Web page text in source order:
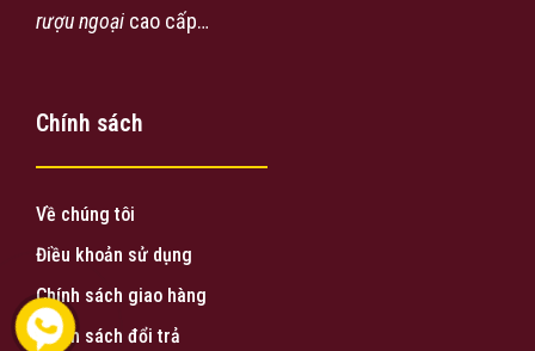
rượu ngoại cao cấp…
Chính sách
Về chúng tôi
Điều khoản sử dụng
Chính sách giao hàng
Chính sách đổi trả